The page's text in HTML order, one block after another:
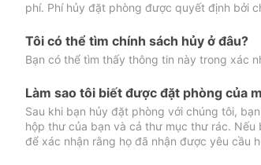
phí. Phí hủy đặt phòng được quyết định bởi
Tôi có thể tìm chính sách hủy ở đâu?
Bạn có thể tìm thấy thông tin này trong xác
Làm sao tôi biết được đặt phòng của
Sau khi bạn hủy đặt phòng với chúng tôi,
hộp thư của bạn và cả thư mục thư rác.
để xác nhận rằng họ đã nhận được yêu cầu